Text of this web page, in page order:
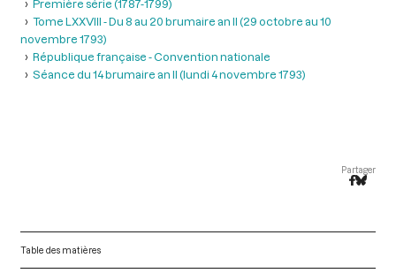
Première série (1787-1799)
Tome LXXVIII - Du 8 au 20 brumaire an II (29 octobre au 10
novembre 1793)
République française - Convention nationale
Séance du 14 brumaire an II (lundi 4 novembre 1793)
Partager
Table des matières